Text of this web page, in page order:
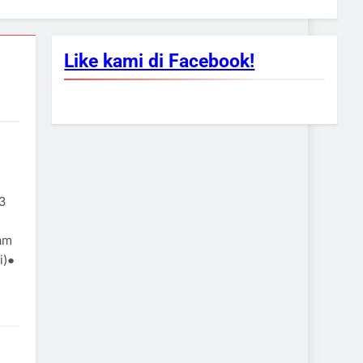
Like kami di Facebook!